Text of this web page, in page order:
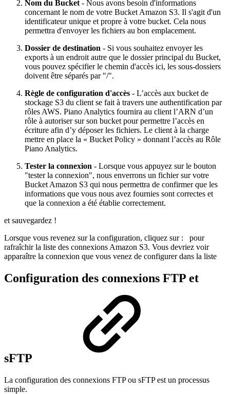
Nom du Bucket - Nous avons besoin d'informations
concernant le nom de votre Bucket Amazon S3. Il s'agit d'un
identificateur unique et propre à votre bucket. Cela nous
permettra d'envoyer les fichiers au bon emplacement.
Dossier de destination - Si vous souhaitez envoyer les
exports à un endroit autre que le dossier principal du Bucket,
vous pouvez spécifier le chemin d'accès ici, les sous-dossiers
doivent être séparés par "/".
Règle de configuration d'accès - L’accès aux bucket de
stockage S3 du client se fait à travers une authentification par
rôles AWS. Piano Analytics fournira au client l’ARN d’un
rôle à autoriser sur son bucket pour permettre l’accès en
écriture afin d’y déposer les fichiers. Le client à la charge
mettre en place la « Bucket Policy » donnant l’accès au Rôle
Piano Analytics.
Tester la connexion - Lorsque vous appuyez sur le bouton
"tester la connexion", nous enverrons un fichier sur votre
Bucket Amazon S3 qui nous permettra de confirmer que les
informations que vous nous avez fournies sont correctes et
que la connexion a été établie correctement.
et sauvegardez !
Lorsque vous revenez sur la configuration, cliquez sur :
pour
rafraîchir la liste des connexions Amazon S3. Vous devriez voir
apparaître la connexion que vous venez de configurer dans la liste
Configuration des connexions FTP et
sFTP
La configuration des connexions FTP ou sFTP est un processus
simple.